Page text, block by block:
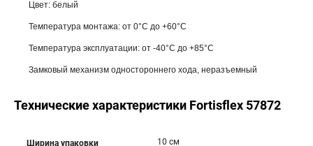
Цвет: белый
Температура монтажа: от 0°С до +60°С
Температура эксплуатации: от -40°С до +85°С
Замковый механизм одностороннего хода, неразъемный
Технические характеристики Fortisflex 57872
Ширина упаковки 10 см